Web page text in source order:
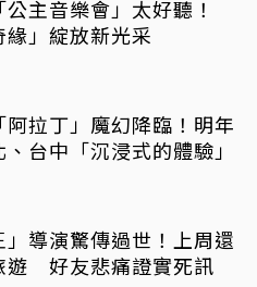
主音樂會」太好聽！
緣」綻放新光采
阿拉丁」魔幻降臨！明年
台中「沉浸式的體驗」
」導演驚傳過世！上周還
遊 好友悲痛證實死訊